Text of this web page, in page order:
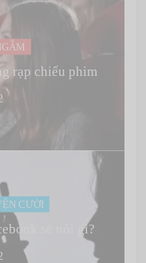
rạp chiếu phim
CƯỜI
sẽ nói gì?